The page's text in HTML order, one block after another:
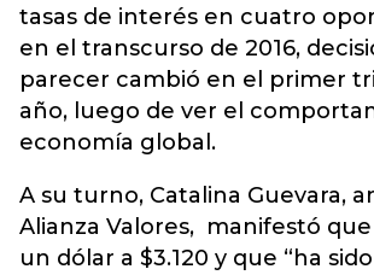
tasas de interés en cuatro
en el transcurso de 2016,
parecer cambió en el primer
año, luego de ver el
economía global.
A su turno, Catalina Guevara,
Alianza Valores, manifestó
un dólar a $3.120 y que “ha